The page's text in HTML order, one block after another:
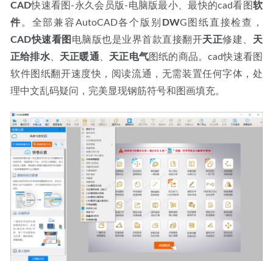
CAD快速看图-永久会员版-电脑版最小、最快的cad看图 软
件。全部兼容AutoCAD各个版别 DWG图纸直接检查，
CAD快速看图 电脑版也是业界首款直接翻开天正修建、 天
正给排水、 天正暖通 天正电气图纸的商品。cad快速看图
软件图纸翻开速度快，阅读流通，无需装置任何字体，处
理中文乱码疑问，完美显现钢筋符号和图画填充。
Sidify Apple Music Converter v4.9.3中文破解版-Apple Music
音乐下载转换工具 2022-12-09
HitPaw Video Enhancer for Mac v3.0.0 中文破解版 2024-01-
29